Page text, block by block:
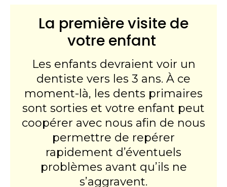
La première visite de
votre enfant
Les enfants devraient voir un
dentiste vers les 3 ans. À ce
moment-là, les dents primaires
sont sorties et votre enfant peut
coopérer avec nous afin de nous
permettre de repérer
rapidement d’éventuels
problèmes avant qu’ils ne
s’aggravent.